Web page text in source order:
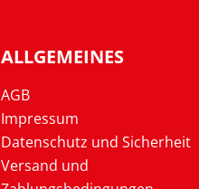
ALLGEMEINES
AGB
Impressum
Datenschutz und Sicherheit
Versand und